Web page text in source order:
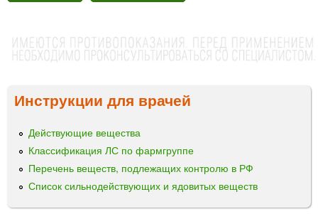
Инструкции для врачей
Действующие вещества
Классификация ЛС по фармгруппе
Перечень веществ, подлежащих контролю в РФ
Список сильнодействующих и ядовитых веществ